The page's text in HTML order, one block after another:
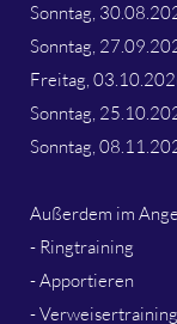
Sonntag,
Sonntag,
Freitag,
Sonntag,
Sonntag,
Außerdem im
- Ringtraining
- Apportieren
- Verweisertraining